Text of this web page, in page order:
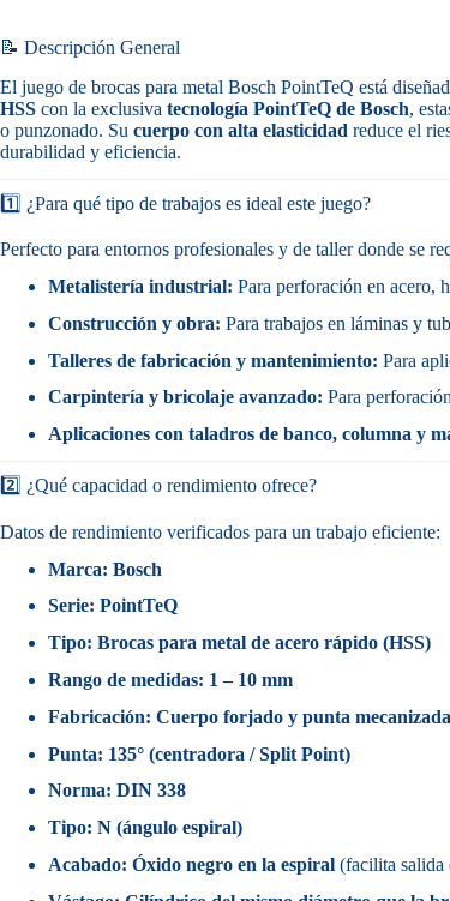
📝 Descripción General
El juego de brocas para metal Bosch PointTeQ está
HSS con la exclusiva tecnología PointTeQ de Bosch,
o punzonado. Su cuerpo con alta elasticidad reduce el
durabilidad y eficiencia.
1️⃣ ¿Para qué tipo de trabajos es ideal este juego?
Perfecto para entornos profesionales y de taller donde se
Metalistería industrial: Para perforación en acero,
Construcción y obra: Para trabajos en láminas y
Talleres de fabricación y mantenimiento: Para
Carpintería y bricolaje avanzado: Para
Aplicaciones con taladros de banco, columna y
2️⃣ ¿Qué capacidad o rendimiento ofrece?
Datos de rendimiento verificados para un trabajo eficiente:
Marca: Bosch
Serie: PointTeQ
Tipo: Brocas para metal de acero rápido (HSS)
Rango de medidas: 1 – 10 mm
Fabricación: Cuerpo forjado y punta mecanizada
Punta: 135° (centradora / Split Point)
Norma: DIN 338
Tipo: N (ángulo espiral)
Acabado: Óxido negro en la espiral (facilita salida